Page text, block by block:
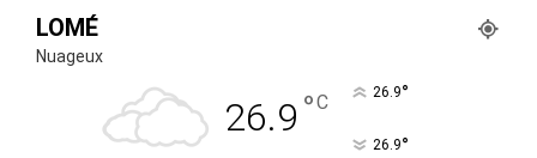
LOMÉ
Nuageux
26.9 °C 26.9°
26.9°